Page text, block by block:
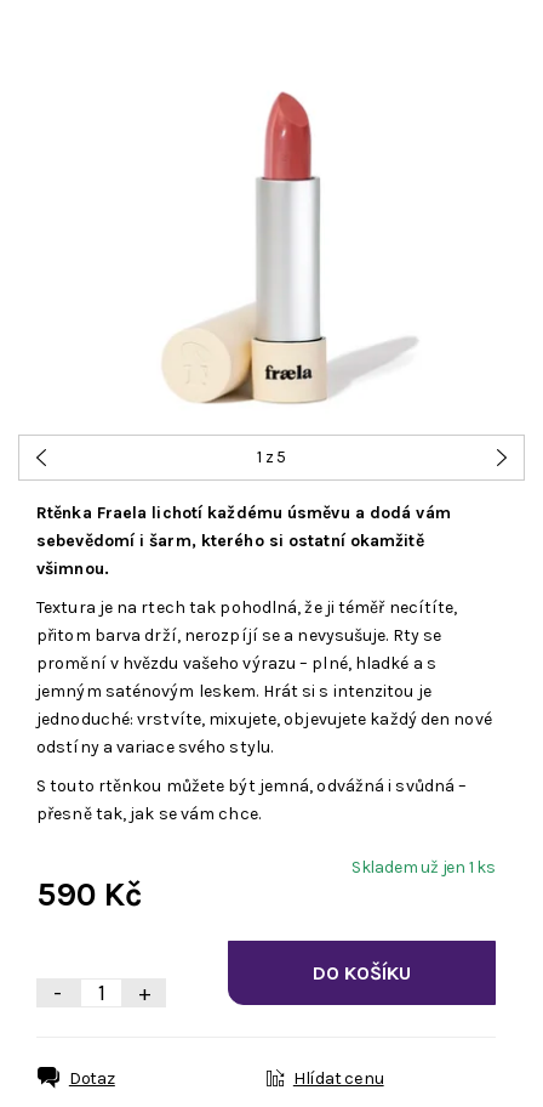
1 z 5
Rtěnka Fraela lichotí každému úsměvu a dodá vám
sebevědomí i šarm, kterého si ostatní okamžitě
všimnou.
Textura je na rtech tak pohodlná, že ji téměř necítíte,
přitom barva drží, nerozpíjí se a nevysušuje. Rty se
promění v hvězdu vašeho výrazu – plné, hladké a s
jemným saténovým leskem. Hrát si s intenzitou je
jednoduché: vrstvíte, mixujete, objevujete každý den nové
odstíny a variace svého stylu.
S touto rtěnkou můžete být jemná, odvážná i svůdná –
přesně tak, jak se vám chce.
Skladem už jen 1 ks
590 Kč
- +
Dotaz Hlídat cenu